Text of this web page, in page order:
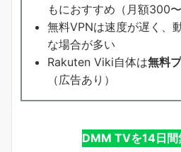
もにおすすめ（月額300〜
無料VPNは速度が遅く、
な場合が多い
Rakuten Viki自体は無料
（広告あり）
DMM TVを14日間